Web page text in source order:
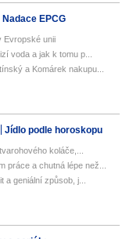
Nadace EPCG
Evropské unii
voda a jak k tomu p...
a Komárek nakupu...
Jídlo podle horoskopu
koláče,...
práce a chutná lépe než...
geniální způsob, j...